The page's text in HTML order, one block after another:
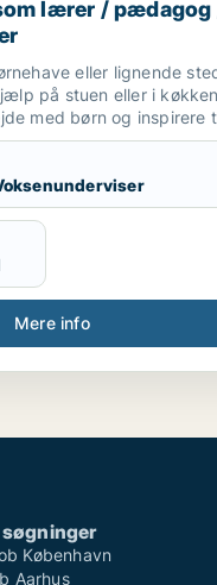
lærer / pædagog
eller lignende
på stuen eller i
med børn og inspirere
at indgå i samarbejde
miljø for børnene ..og
præcise opgaver har
Mere info
København
Aarhus